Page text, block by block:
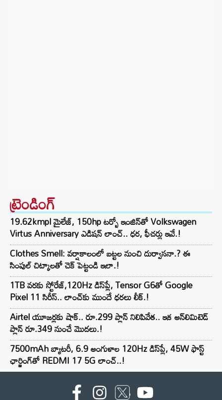
ట్రెండింగ్‌
19.62kmpl మైలేజ్, 150hp టర్బో ఇంజిన్‌తో Volkswagen
Virtus Anniversary ఎడిషన్ లాంచ్.. ధర, ఫీచర్లు ఇవే.!
Clothes Smell: వర్షాకాలంలో బట్టల నుంచి దుర్వాసనా.? ఈ
సింపుల్ చిట్కాలతో చెక్ పెట్టండి ఇలా.!
1TB వరకు స్టోరేజ్,120Hz డిస్‌ప్లే, Tensor G6తో Google
Pixel 11 సిరీస్.. లాంచ్⁭కు ముందే ధరలు లీక్.!
Airtel యూజర్లకు షాక్.. రూ.299 ప్లాన్ నిలిపివేత.. ఇక అన్‌లిమిటెడ్
ప్లాన్ రూ.349 నుంచే మొదలు.!
7500mAh బ్యాటరీ, 6.9 అంగుళాల 120Hz డిస్‌ప్లే, 45W ఫాస్ట్
ఛార్జింగ్‌తో REDMI 17 5G లాంచ్..!